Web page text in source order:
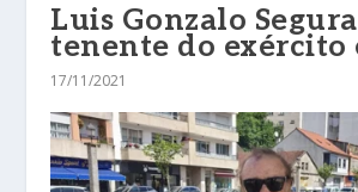
Luis Gonzalo
tenente do exército
17/11/2021